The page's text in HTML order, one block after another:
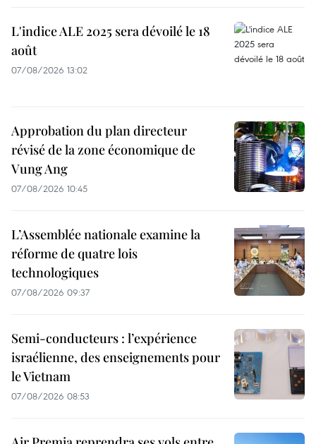
L'indice ALE 2025 sera dévoilé le 18
août
07/08/2026 13:02
Approbation du plan directeur
révisé de la zone économique de
Vung Ang
07/08/2026 10:45
L’Assemblée nationale examine la
réforme de quatre lois
technologiques
07/08/2026 09:37
Semi-conducteurs : l’expérience
israélienne, des enseignements pour
le Vietnam
07/08/2026 08:53